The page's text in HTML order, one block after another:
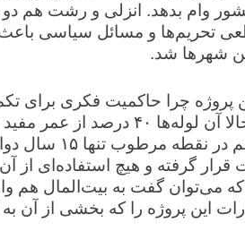
جهانی برای ایجاد تصفیه‌خانه در ۶ شهر کشور وام بدهد. انزلی
تحریم‌ها و مسائل سیاسی
شهر‌ها شد.
چرا حاکمیت فکری برای
کهنسال می‌گوید: «یک لوله ۵۰ سال عمر مفید دارد و حالا آن
کرده‌اند. تجهیزات برقی و مکانیکی یک
ساخت قرار گرفته و هیچ استفاده‌ای از
می‌توان گفت به بیت‌المال هم
این پروژه را که بخشی از آن